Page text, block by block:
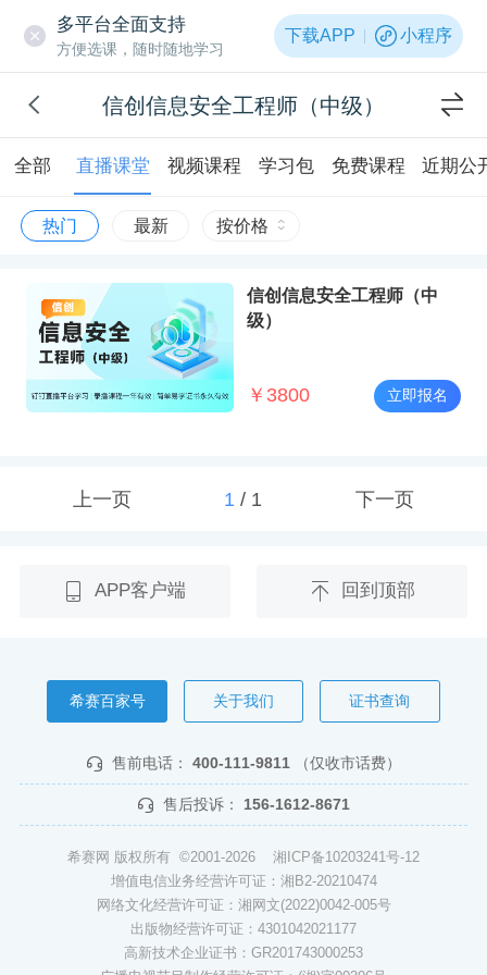
多平台全面支持
方便选课，随时随地学习
下载APP 小程序
信创信息安全工程师（中级）
全部 直播课堂 视频课程 学习包 免费课程 近期公
热门 最新 按价格
信创信息安全工程师（中
级）
￥ 3800 立即报名
上一页 1/ 1 下一页
APP客户端 回到顶部
希赛百家号 关于我们 证书查询
售前电话： 400-111-9811 （仅收市话费）
售后投诉： 156-1612-8671
希赛网 版权所有 ©2001-2026 湘ICP备10203241号-12
增值电信业务经营许可证：湘B2-20210474
网络文化经营许可证：湘网文(2022)0042-005号
出版物经营许可证：4301042021177
高新技术企业证书：GR201743000253